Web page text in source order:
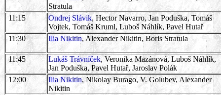
Stratula
11:15
Ondrej Slávik, Hector Navarro, Jan Poduška, Tomáš
Vojtek, Tomáš Kruml, Luboš Náhlík, Pavel Hutař
11:30
Ilia Nikitin, Alexander Nikitin, Boris Stratula
11:45 Lukáš Trávníček, Veronika Mazánová, Luboš Náhlík,
Jan Poduška, Pavel Hutař, Jaroslav Polák
12:00
Ilia Nikitin, Nikolay Burago, V. Golubev, Alexander
Nikitin